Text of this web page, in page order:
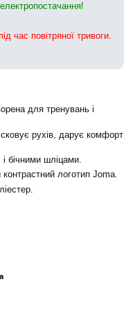
для тренувань і
рухів, дарує комфорт
бічними шліцами.
логотип Joma.
час повітряної тривоги.